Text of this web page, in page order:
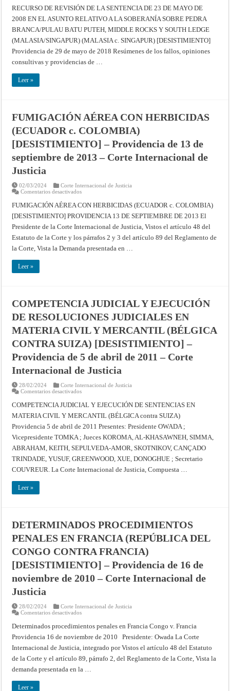
DE
REVISIÓN
DE
SENTENCIA
DE
23
DE
MAYO
DE
SOBERANÍA
SOBRE
BRANCA/PULAU
BATU
PUTEH,
MIDDLE
ROCKS
Y
(MALASIA
c.
[DESISTIMIENTO]
Providencia
de
de
mayo
de
2018
–
providencias
de
la
Corte
Internacional
de
Justicia
RECURSO DE REVISIÓN DE LA SENTENCIA DE 23 DE MAYO DE
2008 EN EL ASUNTO RELATIVO A LA SOBERANÍA SOBRE PEDRA
BRANCA/PULAU BATU PUTEH, MIDDLE ROCKS Y SOUTH LEDGE
(MALASIA/SINGAPUR) (MALASIA c. SINGAPUR) [DESISTIMIENTO]
Providencia de 29 de mayo de 2018 Resúmenes de los fallos, opiniones
consultivas y providencias de …
Leer »
FUMIGACIÓN AÉREA CON HERBICIDAS
(ECUADOR c. COLOMBIA)
[DESISTIMIENTO] – Providencia de 13 de
septiembre de 2013 – Corte Internacional de
Justicia
02/03/2024
Corte Internacional de Justicia
Comentarios desactivadosen
AÉREA
CON
HERBICIDAS
c.
COLOMBIA)
[DESISTIMIENTO]
–
Providencia
Corte
Internacional
de
Justicia
FUMIGACIÓN AÉREA CON HERBICIDAS (ECUADOR c. COLOMBIA)
[DESISTIMIENTO] PROVIDENCIA 13 DE SEPTIEMBRE DE 2013 El
Presidente de la Corte Internacional de Justicia, Vistos el artículo 48 del
Estatuto de la Corte y los párrafos 2 y 3 del artículo 89 del Reglamento de
la Corte, Vista la Demanda presentada en …
Leer »
COMPETENCIA JUDICIAL Y EJECUCIÓN
DE RESOLUCIONES JUDICIALES EN
MATERIA CIVIL Y MERCANTIL (BÉLGICA
CONTRA SUIZA) [DESISTIMIENTO] –
Providencia de 5 de abril de 2011 – Corte
Internacional de Justicia
28/02/2024
Corte Internacional de Justicia
Comentarios desactivadosen
JUDICIAL
Y
EJECUCIÓN
RESOLUCIONES
JUDICIALES
EN
MATERIA
CIVIL
Y
(BÉLGICA
abril
2011
Corte
Internacional
de
Justicia
COMPETENCIA JUDICIAL Y EJECUCIÓN DE SENTENCIAS EN
MATERIA CIVIL Y MERCANTIL (BÉLGICA contra SUIZA)
Providencia 5 de abril de 2011 Presentes: Presidente OWADA ;
Vicepresidente TOMKA ; Jueces KOROMA, AL-KHASAWNEH, SIMMA,
ABRAHAM, KEITH, SEPULVEDA-AMOR, SKOTNIKOV, CANÇADO
TRINDADE, YUSUF, GREENWOOD, XUE, DONOGHUE ; Secretario
COUVREUR. La Corte Internacional de Justicia, Compuesta …
Leer »
DETERMINADOS PROCEDIMIENTOS
PENALES EN FRANCIA (REPÚBLICA DEL
CONGO CONTRA FRANCIA)
[DESISTIMIENTO] – Providencia de 16 de
noviembre de 2010 – Corte Internacional de
Justicia
28/02/2024
Corte Internacional de Justicia
Comentarios desactivadosen
PROCEDIMIENTOS
PENALES
EN
(REPÚBLICA
DEL
CONGO
CONTRA
FRANCIA)
Determinados procedimientos penales en Francia Congo v. Francia
Providencia 16 de noviembre de 2010 Presidente: Owada La Corte
Internacional de Justicia, integrado por Vistos el artículo 48 del Estatuto
de la Corte y el artículo 89, párrafo 2, del Reglamento de la Corte, Vista la
demanda presentada en la …
Leer »